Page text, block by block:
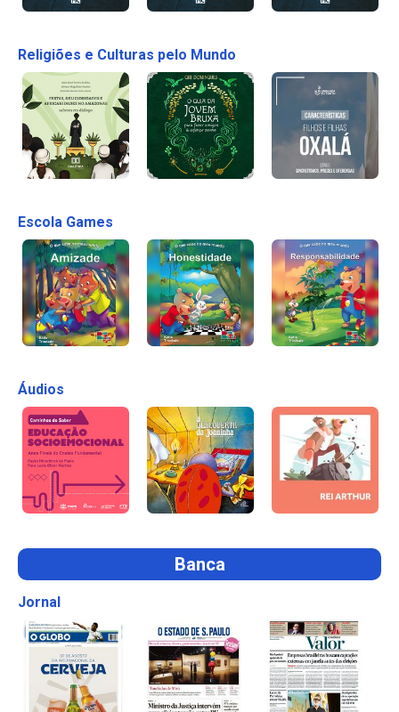
Religiões e Culturas pelo Mundo
Escola Games
Áudios
Banca
Jornal